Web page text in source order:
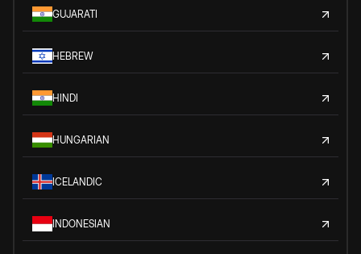
GUJARATI
HEBREW
HINDI
HUNGARIAN
ICELANDIC
INDONESIAN